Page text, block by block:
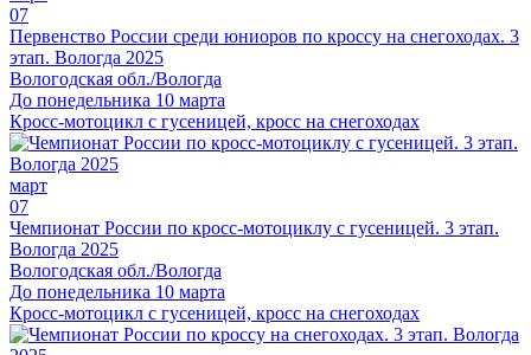
07
Первенство России среди юниоров по кроссу на снегоходах. 3
этап. Вологда 2025
Вологодская обл./Вологда
До понедельника 10 марта
Кросс-мотоцикл с гусеницей, кросс на снегоходах
март
07
Чемпионат России по кросс-мотоциклу с гусеницей. 3 этап.
Вологда 2025
Вологодская обл./Вологда
До понедельника 10 марта
Кросс-мотоцикл с гусеницей, кросс на снегоходах